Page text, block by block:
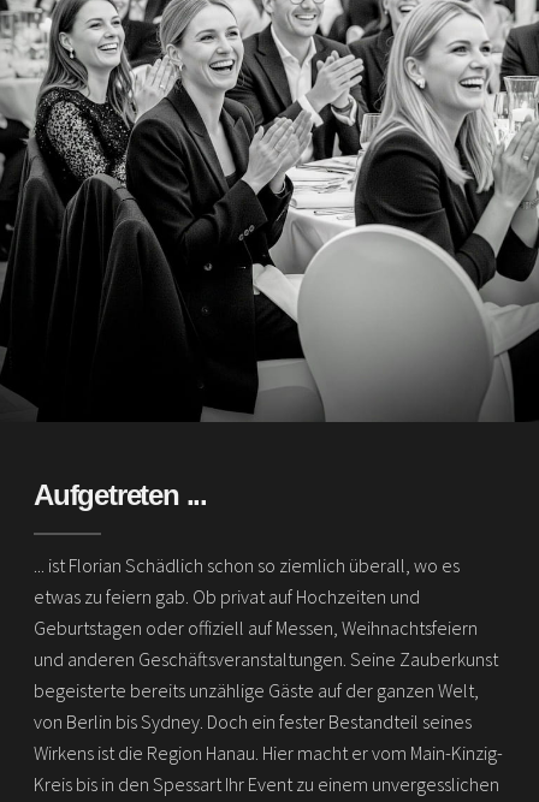
Aufgetreten ...
... ist Florian Schädlich schon so ziemlich überall, wo es
etwas zu feiern gab. Ob privat auf Hochzeiten und
Geburtstagen oder offiziell auf Messen, Weihnachtsfeiern
und anderen Geschäftsveranstaltungen. Seine Zauberkunst
begeisterte bereits unzählige Gäste auf der ganzen Welt,
von Berlin bis Sydney. Doch ein fester Bestandteil seines
Wirkens ist die Region Hanau. Hier macht er vom Main-Kinzig-
Kreis bis in den Spessart Ihr Event zu einem unvergesslichen